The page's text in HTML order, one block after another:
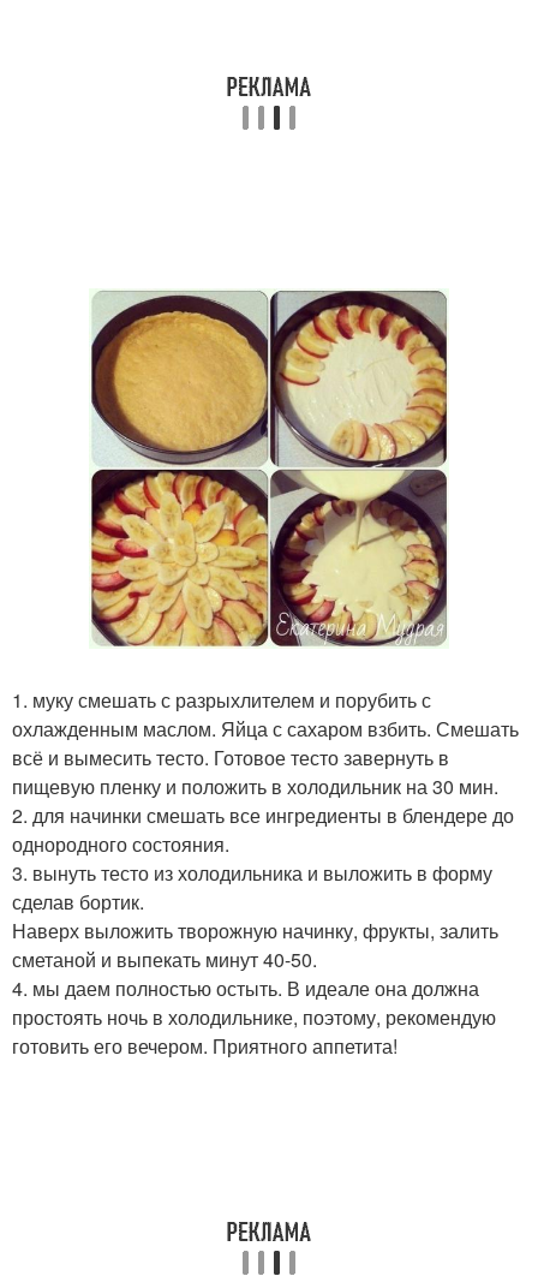
1. муку смешать с разрыхлителем и порубить с
охлажденным маслом. Яйца с сахаром взбить. Смешать
всё и вымесить тесто. Готовое тесто завернуть в
пищевую пленку и положить в холодильник на 30 мин.
2. для начинки смешать все ингредиенты в блендере до
однородного состояния.
3. вынуть тесто из холодильника и выложить в форму
сделав бортик.
Наверх выложить творожную начинку, фрукты, залить
сметаной и выпекать минут 40-50.
4. мы даем полностью остыть. В идеале она должна
простоять ночь в холодильнике, поэтому, рекомендую
готовить его вечером. Приятного аппетита!